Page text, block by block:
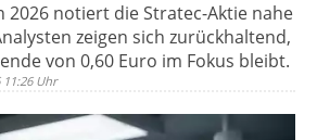
2026 notiert die Stratec-Aktie nahe
zeigen sich zurückhaltend,
von 0,60 Euro im Fokus bleibt.
Uhr